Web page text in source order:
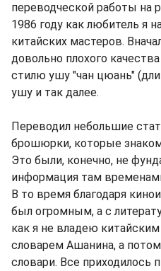
переводческой работы на
1986 году как любитель я
китайских мастеров.
довольно плохого
стилю ушу "чан цюань"
ушу и так далее.
Переводил небольшие
брошюрки, которые
Это были, конечно, не
информация там
В то время благодаря
был огромным, а с
как я не владею
словарем Ашанина, а
словари. Все приходилось